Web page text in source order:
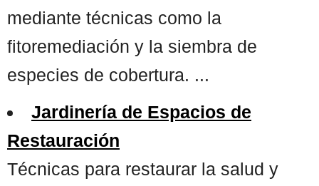
mediante técnicas como la
fitoremediación y la siembra de
especies de cobertura. ...
Jardinería de Espacios de
Restauración
Técnicas para restaurar la salud y